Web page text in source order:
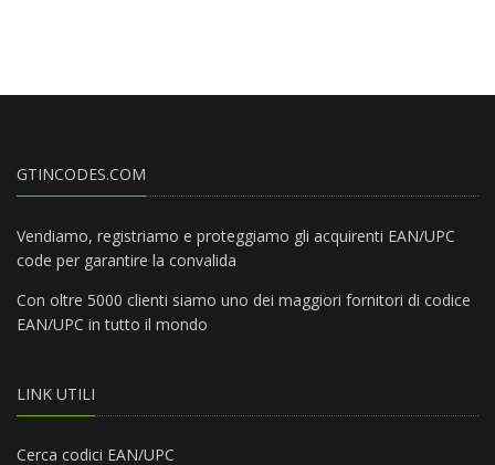
GTINCODES.COM
Vendiamo, registriamo e proteggiamo gli acquirenti EAN/UPC
code per garantire la convalida
Con oltre 5000 clienti siamo uno dei maggiori fornitori di codice
EAN/UPC in tutto il mondo
LINK UTILI
Cerca codici EAN/UPC